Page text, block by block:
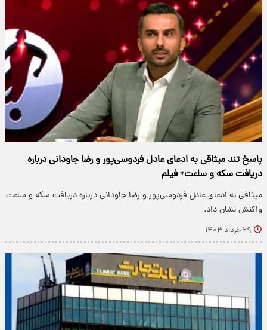
پاسخ تند میثاقی به ادعای عادل فردوسی‌پور و رضا جاودانی درباره
دریافت سکه و ساعت+ فیلم
میثاقی به ادعای عادل فردوسی‌پور و رضا جاودانی درباره دریافت سکه و ساعت
واکنش نشان داد.
۲۹ خرداد ۱۴۰۳